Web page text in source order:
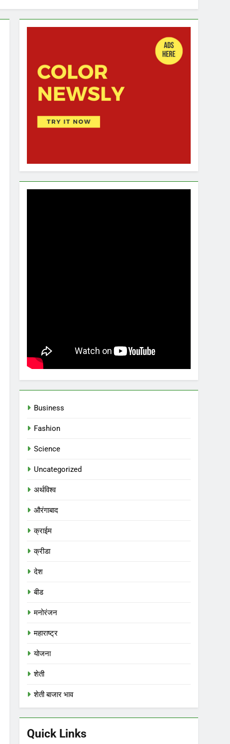
Business
Fashion
Science
Uncategorized
अर्थविश्व
औरंगाबाद
क्राईम
क्रीडा
देश
बीड
मनोरंजन
महाराष्ट्र
योजना
शेती
शेती बाजार भाव
Quick Links